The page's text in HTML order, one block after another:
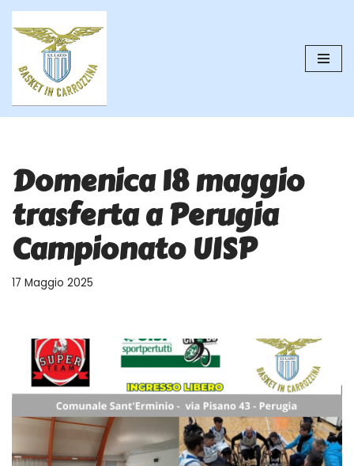
contenuto
Domenica 18 maggio
trasferta a Perugia
Campionato UISP
17 Maggio 2025